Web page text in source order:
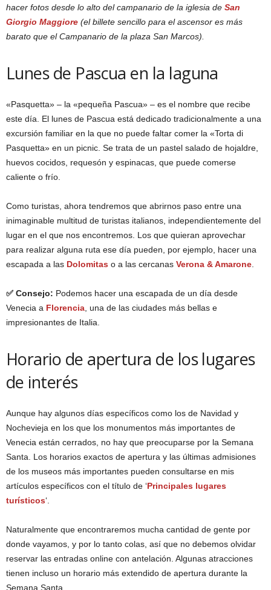
hacer fotos desde lo alto del campanario de la iglesia de San
Giorgio Maggiore (el billete sencillo para el ascensor es más
barato que el Campanario de la plaza San Marcos).
Lunes de Pascua en la laguna
«Pasquetta» – la «pequeña Pascua» – es el nombre que recibe
este día. El lunes de Pascua está dedicado tradicionalmente a una
excursión familiar en la que no puede faltar comer la «Torta di
Pasquetta» en un picnic. Se trata de un pastel salado de hojaldre,
huevos cocidos, requesón y espinacas, que puede comerse
caliente o frío.
Como turistas, ahora tendremos que abrirnos paso entre una
inimaginable multitud de turistas italianos, independientemente del
lugar en el que nos encontremos. Los que quieran aprovechar
para realizar alguna ruta ese día pueden, por ejemplo, hacer una
escapada a las Dolomitas o a las cercanas Verona & Amarone
✅ Consejo: Podemos hacer una escapada de un día desde
Venecia a Florencia , una de las ciudades más bellas e
impresionantes de Italia.
Horario de apertura de los lugares
de interés
Aunque hay algunos días específicos como los de Navidad y
Nochevieja en los que los monumentos más importantes de
Venecia están cerrados, no hay que preocuparse por la Semana
Santa. Los horarios exactos de apertura y las últimas admisiones
de los museos más importantes pueden consultarse en mis
artículos específicos con el título de ‘Principales lugares
turísticos‘.
Naturalmente que encontraremos mucha cantidad de gente por
donde vayamos, y por lo tanto colas, así que no debemos olvidar
reservar las entradas online con antelación. Algunas atracciones
tienen incluso un horario más extendido de apertura durante la
Semana Santa.